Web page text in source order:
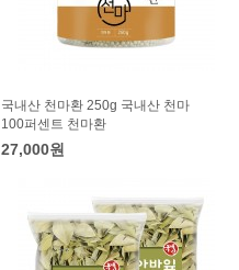
국내산 천마환 250g 국내산 천마
100퍼센트 천마환
27,000원